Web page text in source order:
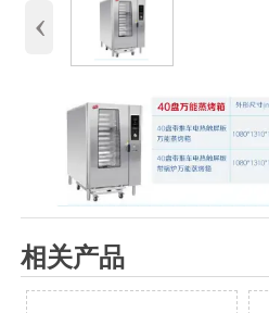
‹
相关产品